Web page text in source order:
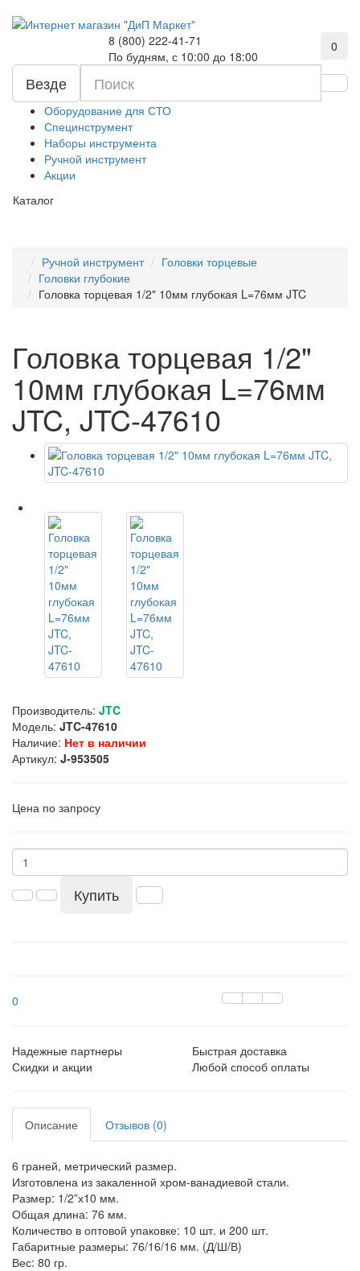
8 (800) 222-41-71
По будням, с 10:00 до 18:00
0
Везде
Оборудование для СТО
Специнструмент
Наборы инструмента
Ручной инструмент
Акции
Каталог
Ручной инструмент
Головки торцевые
Головки глубокие
Головка торцевая 1/2" 10мм глубокая L=76мм JTC
Головка торцевая 1/2"
10мм глубокая L=76мм
JTC, JTC-47610
Производитель: JTC
Модель: JTC-47610
Наличие: Нет в наличии
Артикул: J-953505
Цена по запросу
Купить
0
Надежные партнеры
Быстрая доставка
Скидки и акции
Любой способ оплаты
Описание Отзывов (0)
6 граней, метрический размер.
Изготовлена из закаленной хром-ванадиевой стали.
Размер: 1/2”х10 мм.
Общая длина: 76 мм.
Количество в оптовой упаковке: 10 шт. и 200 шт.
Габаритные размеры: 76/16/16 мм. (Д/Ш/В)
Вес: 80 гр.